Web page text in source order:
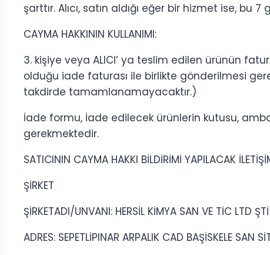
şarttır. Alıcı, satın aldığı eğer bir hizmet ise,
CAYMA HAKKININ KULLANIMI:
3. kişiye veya ALICI’ ya teslim edilen ürünün
olduğu iade faturası ile birlikte gönderilmesi
takdirde tamamlanamayacaktır.)
İade formu, İade edilecek ürünlerin kutusu,
gerekmektedir.
SATICININ CAYMA HAKKI BİLDİRİMİ YAPILACAK
ŞİRKET
ŞİRKETADI/UNVANI: HERSİL KİMYA SAN VE TİC LTD ŞTİ
ADRES: SEPETLİPINAR ARPALIK CAD BAŞİSKELE SAN